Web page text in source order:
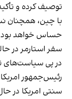
توصیف کرده و
با چین، همچنان
حساس خواهد
سفر استارمر در
در پی سیاست‌های
رئیس‌جمهور
سنتی امریکا در